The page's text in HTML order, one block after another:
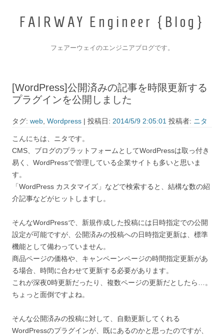
F A I R W AY E n g i n ee r { B l o g }
フェアーウェイのエンジニアブログです。
[WordPress]公開済みの記事を時限更新する
プラグインを公開しました
タグ: web Wordpress | 投稿日: 2014/5/9 2:05:01 投稿者: ニタ
こんにちは、ニタです。
CMS、ブログのプラットフォームとしてWordPressは取っ付き
易く、WordPressで管理している企業サイトも多いと思いま
す。
「WordPress カスタマイズ」などで検索すると、結構な数の紹
介記事などがヒットしますし。
そんなWordPressで、新規作成した投稿には日時指定での公開
設定が可能ですが、公開済みの投稿への日時指定更新は、標準
機能として備わっていません。
商品ページの価格や、キャンペーンページの時間指定更新があ
る場合、時間に合わせて更新する必要があります。
これが深夜0時更新だったり、複数ページの更新だとしたら…。
ちょっと面倒ですよね。
そんな公開済みの投稿に対して、自動更新してくれる
WordPressのプラグインが、既にあるのかと思ったのですが、